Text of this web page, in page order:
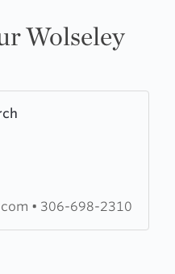
Wolseley
• 306-698-2310